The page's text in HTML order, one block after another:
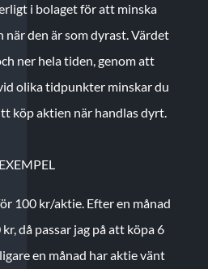
i bolaget för att minska
när den är som dyrast. Värdet
ner hela tiden, genom att
olika tidpunkter minskar du
köp aktien när handlas dyrt.
EXEMPEL
100 kr/aktie. Efter en månad
då passar jag på att köpa 6
en månad har aktie vänt